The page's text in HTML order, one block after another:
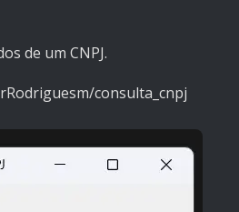
de um CNPJ.
consulta_cnpj